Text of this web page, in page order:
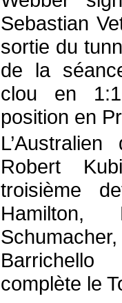
Sebastian
sortie du
de la
clou en
position en
Robert
troisième
Hamilton,
complète le